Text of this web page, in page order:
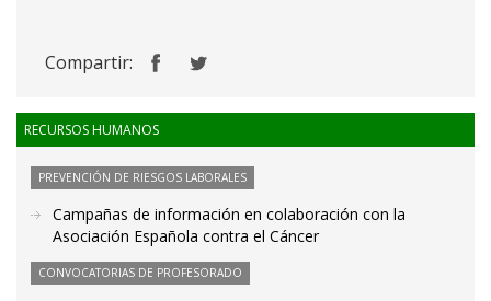
Compartir:
RECURSOS HUMANOS
PREVENCIÓN DE RIESGOS LABORALES
Campañas de información en colaboración con la
Asociación Española contra el Cáncer
CONVOCATORIAS DE PROFESORADO